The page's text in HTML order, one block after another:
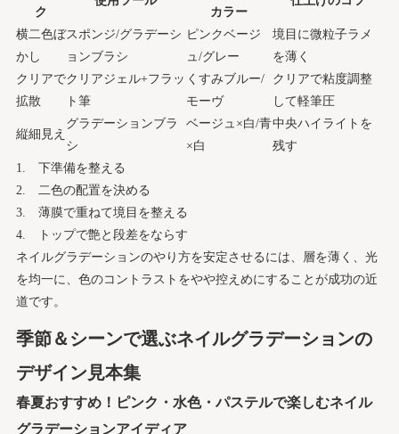
ク
カラー
横二色ぼ
かし
スポンジ/グラデーシ
ョンブラシ
ピンクベージ
ュ/グレー
境目に微粒子ラメ
を薄く
クリアで
拡散
クリアジェル+フラッ
ト筆
くすみブルー/
モーヴ
クリアで粘度調整
して軽筆圧
縦細見え
グラデーションブラ
シ
ベージュ×白/青
×白
中央ハイライトを
残す
下準備を整える
二色の配置を決める
薄膜で重ねて境目を整える
トップで艶と段差をならす
ネイルグラデーションのやり方を安定させるには、層を薄く、光
を均一に、色のコントラストをやや控えめにすることが成功の近
道です。
季節＆シーンで選ぶネイルグラデーションの
デザイン見本集
春夏おすすめ！ピンク・水色・パステルで楽しむネイル
グラデーションアイディア